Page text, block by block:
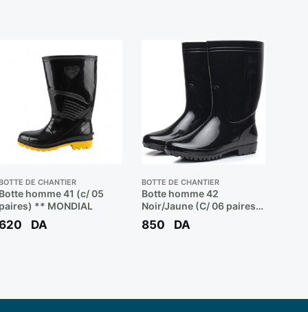
DE CHANTIER
homme 41 (c/ 05
** MONDIAL
DA
BOTTE DE CHANTIER
Botte homme 42
Noir/Jaune (C/ 06 paires)
** MONDIAL
850 DA